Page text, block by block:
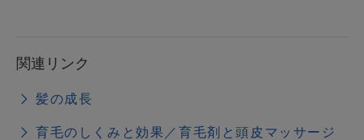
関連リンク
髪の成長
育毛のしくみと効果／育毛剤と頭皮マッサージ